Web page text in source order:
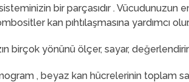
sisteminizin bir parçasıdır . Vücudunuzun
kan pıhtılaşmasına yardımcı
birçok yönünü ölçer, sayar,
, beyaz kan hücrelerinin toplam